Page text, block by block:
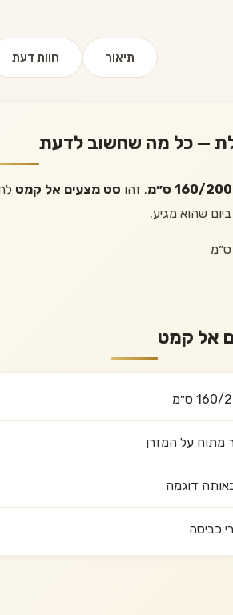
תיאור חוות דעת
160/200 ס״מ . זהו סט מצעים אל קמט
שהוא מגיע.
אל קמט
מתוח על המזרן
דוגמה
כביסה